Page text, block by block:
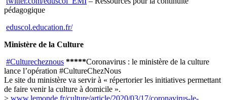
pédagogique
eduscol.education.fr/
Ministère de la Culture
#Culturecheznous *****Coronavirus : le ministère de la culture
lance l’opération #CultureChezNous
Le site du ministère va servir à « répertorier les initiatives permettant
de faire venir la culture à domicile ».